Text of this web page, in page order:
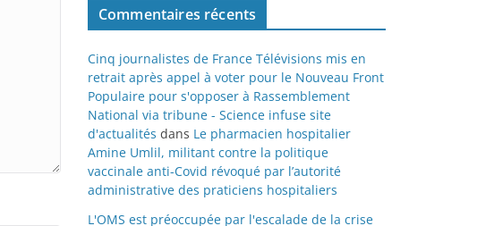
Commentaires récents
Cinq journalistes de France Télévisions mis en
retrait après appel à voter pour le Nouveau Front
Populaire pour s'opposer à Rassemblement
National via tribune - Science infuse site
d'actualités dans Le pharmacien hospitalier
Amine Umlil, militant contre la politique
vaccinale anti-Covid révoqué par l’autorité
administrative des praticiens hospitaliers
L'OMS est préoccupée par l'escalade de la crise